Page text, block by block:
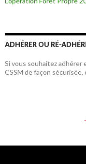
ADHÉRER OU RÉ-
Si vous souhaitez
CSSM de façon sécurisée,